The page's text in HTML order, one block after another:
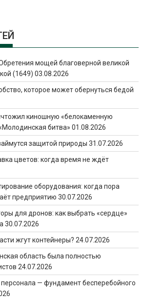
мощей благоверной великой
(1649) 03.08.2026
которое может обернуться бедой
киношную «белокаменную
битва» 01.08.2026
защитой природы 31.07.2026
цветов: когда время не ждёт
оборудования: когда пора
предприятию 30.07.2026
для дронов: как выбрать «сердце»
30.07.2026
жгут контейнеры? 24.07.2026
область была полностью
24.07.2026
— фундамент бесперебойного